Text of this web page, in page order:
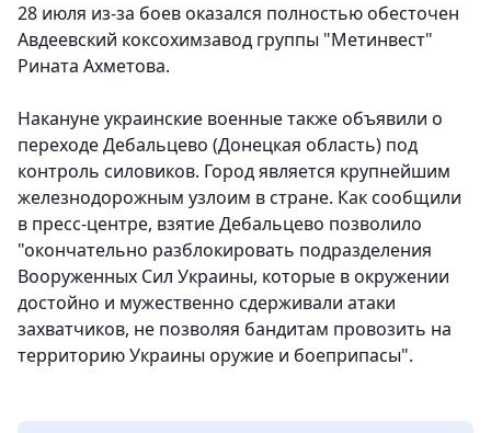
28 июля из-за боев оказался полностью обесточен
Авдеевский коксохимзавод группы "Метинвест"
Рината Ахметова.
Накануне украинские военные также объявили о
переходе Дебальцево (Донецкая область) под
контроль силовиков. Город является крупнейшим
железнодорожным узлоим в стране. Как сообщили
в пресс-центре, взятие Дебальцево позволило
"окончательно разблокировать подразделения
Вооруженных Сил Украины, которые в окружении
достойно и мужественно сдерживали атаки
захватчиков, не позволяя бандитам провозить на
территорию Украины оружие и боеприпасы".